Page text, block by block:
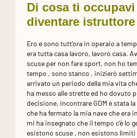
Di cosa ti
diventare istruttore
Ero e sono tutt’ora in operaio a
era tutta casa lavoro, lavoro casa.
scuse per non fare sport, non ho
tempo , sono stanco , inizierò
arrivato un periodo della mia vita
ha messo alle strette ed ho dovuto
decisione, incontrare GDM è stata la
che ha fermato la mia nave che era
mi ha insegnato che il tempo c’è lo
esistono scuse , non esistono limiti